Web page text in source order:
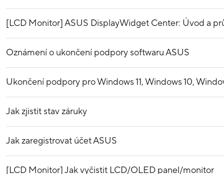
[LCD Monitor] ASUS DisplayWidget Center: Úvod a
Oznámení o ukončení podpory softwaru ASUS
Ukončení podpory pro Windows 11, Windows 10,
Jak zjistit stav záruky
Jak zaregistrovat účet ASUS
[LCD Monitor] Jak vyčistit LCD/OLED panel/monitor